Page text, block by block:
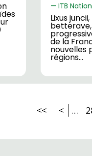
ITB
Lixus
de la
nouvelles
régions…
<< < …